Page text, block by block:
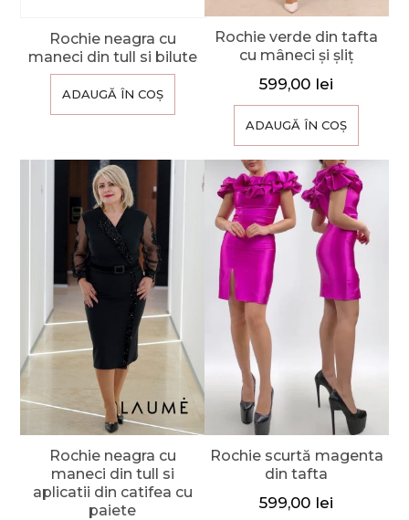
Rochie neagra cu
maneci din tull si bilute
ADAUGĂ ÎN COȘ
Rochie verde din tafta
cu mâneci și șliț
599,00 lei
ADAUGĂ ÎN COȘ
Rochie neagra cu
maneci din tull si
aplicatii din catifea cu
paiete
Rochie scurtă magenta
din tafta
599,00 lei